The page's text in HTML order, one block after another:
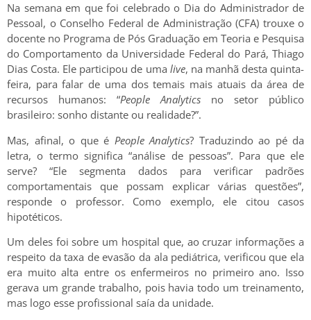
Na semana em que foi celebrado o Dia do Administrador de
Pessoal, o Conselho Federal de Administração (CFA) trouxe o
docente no Programa de Pós Graduação em Teoria e Pesquisa
do Comportamento da Universidade Federal do Pará, Thiago
Dias Costa. Ele participou de uma live, na manhã desta quinta-
feira, para falar de uma dos temais mais atuais da área de
recursos humanos: “People Analytics no setor público
brasileiro: sonho distante ou realidade?”.
Mas, afinal, o que é People Analytics? Traduzindo ao pé da
letra, o termo significa “análise de pessoas”. Para que ele
serve? “Ele segmenta dados para verificar padrões
comportamentais que possam explicar várias questões”,
responde o professor. Como exemplo, ele citou casos
hipotéticos.
Um deles foi sobre um hospital que, ao cruzar informações a
respeito da taxa de evasão da ala pediátrica, verificou que ela
era muito alta entre os enfermeiros no primeiro ano. Isso
gerava um grande trabalho, pois havia todo um treinamento,
mas logo esse profissional saía da unidade.